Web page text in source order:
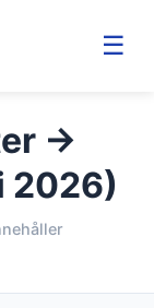
☰
→
2026)